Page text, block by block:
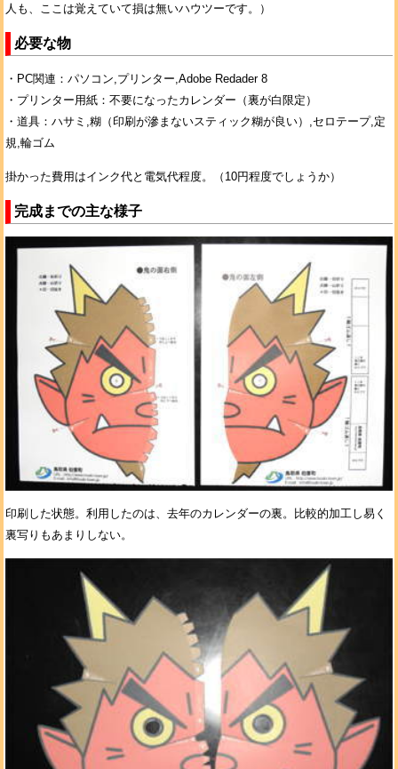
人も、ここは覚えていて損は無いハウツーです。）
必要な物
・PC関連：パソコン,プリンター,Adobe Redader 8
・プリンター用紙：不要になったカレンダー（裏が白限定）
・道具：ハサミ,糊（印刷が滲まないスティック糊が良い）,セロテープ,定
規,輪ゴム
掛かった費用はインク代と電気代程度。（10円程度でしょうか）
完成までの主な様子
印刷した状態。利用したのは、去年のカレンダーの裏。比較的加工し易く
裏写りもあまりしない。